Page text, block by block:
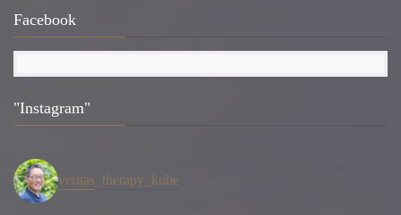
Facebook
"Instagram"
veritas_therapy_kobe